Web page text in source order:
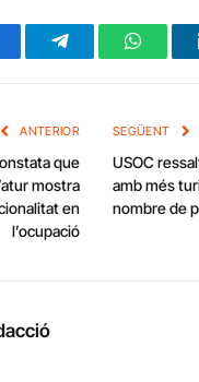
Telegram
ANTERIOR
que
mostra
en
l’ocupació
SEGÜENT
USOC
amb més
nombre de